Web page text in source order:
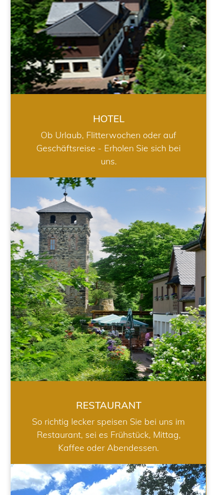
HOTEL
Ob Urlaub, Flitterwochen oder auf
Geschäftsreise - Erholen Sie sich bei
uns.
RESTAURANT
RESTAURANT
So richtig lecker speisen Sie bei uns im
Restaurant, sei es Frühstück, Mittag,
Kaffee oder Abendessen.